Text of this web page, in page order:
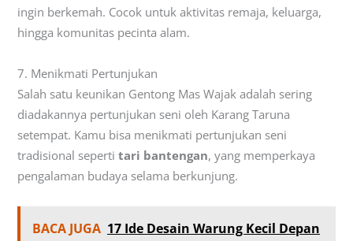
ingin berkemah. Cocok untuk aktivitas remaja, keluarga,
hingga komunitas pecinta alam.
7. Menikmati Pertunjukan
Salah satu keunikan Gentong Mas Wajak adalah sering
diadakannya pertunjukan seni oleh Karang Taruna
setempat. Kamu bisa menikmati pertunjukan seni
tradisional sepertitari bantengan, yang memperkaya
pengalaman budaya selama berkunjung.
BACA JUGA 17 Ide Desain Warung Kecil Depan